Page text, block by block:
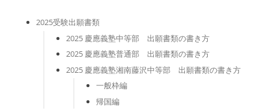
2025受験出願書類
2025 慶應義塾中等部 出願書類の書き方
2025 慶應義塾普通部 出願書類の書き方
2025 慶應義塾湘南藤沢中等部 出願書類の書き方
一般枠編
帰国編